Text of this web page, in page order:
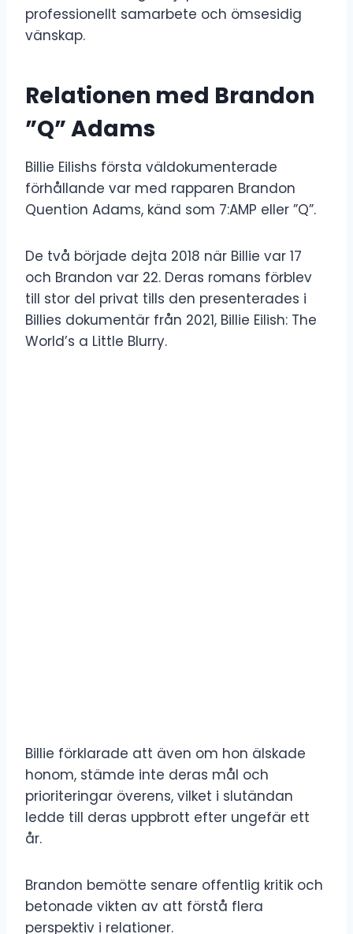
professionellt samarbete och ömsesidig
vänskap.
Relationen med Brandon
”Q” Adams
Billie Eilishs första väldokumenterade
förhållande var med rapparen Brandon
Quention Adams, känd som 7:AMP eller ”Q”.
De två började dejta 2018 när Billie var 17
och Brandon var 22. Deras romans förblev
till stor del privat tills den presenterades i
Billies dokumentär från 2021, Billie Eilish: The
World’s a Little Blurry.
Billie förklarade att även om hon älskade
honom, stämde inte deras mål och
prioriteringar överens, vilket i slutändan
ledde till deras uppbrott efter ungefär ett
år.
Brandon bemötte senare offentlig kritik och
betonade vikten av att förstå flera
perspektiv i relationer.